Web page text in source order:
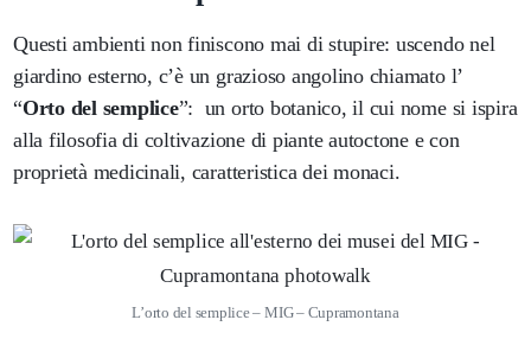
Questi ambienti non finiscono mai di stupire: uscendo nel
giardino esterno, c’è un grazioso angolino chiamato l’
“Orto del semplice”: un orto botanico, il cui nome si ispira
alla filosofia di coltivazione di piante autoctone e con
proprietà medicinali, caratteristica dei monaci.
L’orto del semplice – MIG – Cupramontana